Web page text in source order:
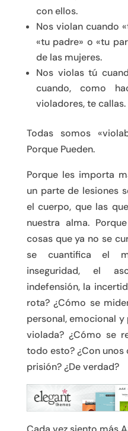
con ellos.
Nos violan cuando
«tu padre» o «tu
de las mujeres.
Nos violas tú
cuando, como
violadores, te callas.
Todas somos
Porque Pueden.
Porque les importa
un parte de lesiones
el cuerpo, que las
nuestra alma.
cosas que ya no se
se cuantifica el
inseguridad, el
indefensión, la
rota? ¿Cómo se
personal, emocional
violada? ¿Cómo se
todo esto? ¿Con unos
prisión? ¿De verdad?